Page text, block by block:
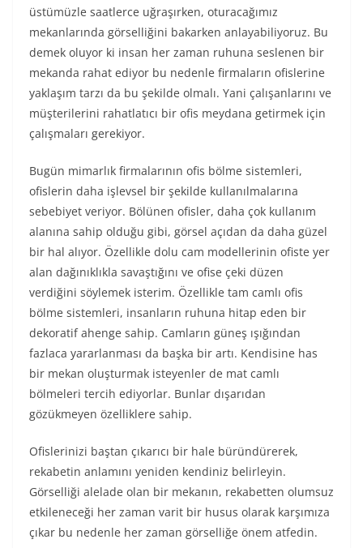
üstümüzle saatlerce uğraşırken, oturacağımız
mekanlarında görselliğini bakarken anlayabiliyoruz. Bu
demek oluyor ki insan her zaman ruhuna seslenen bir
mekanda rahat ediyor bu nedenle firmaların ofislerine
yaklaşım tarzı da bu şekilde olmalı. Yani çalışanlarını ve
müşterilerini rahatlatıcı bir ofis meydana getirmek için
çalışmaları gerekiyor.
Bugün mimarlık firmalarının ofis bölme sistemleri,
ofislerin daha işlevsel bir şekilde kullanılmalarına
sebebiyet veriyor. Bölünen ofisler, daha çok kullanım
alanına sahip olduğu gibi, görsel açıdan da daha güzel
bir hal alıyor. Özellikle dolu cam modellerinin ofiste yer
alan dağınıklıkla savaştığını ve ofise çeki düzen
verdiğini söylemek isterim. Özellikle tam camlı ofis
bölme sistemleri, insanların ruhuna hitap eden bir
dekoratif ahenge sahip. Camların güneş ışığından
fazlaca yararlanması da başka bir artı. Kendisine has
bir mekan oluşturmak isteyenler de mat camlı
bölmeleri tercih ediyorlar. Bunlar dışarıdan
gözükmeyen özelliklere sahip.
Ofislerinizi baştan çıkarıcı bir hale büründürerek,
rekabetin anlamını yeniden kendiniz belirleyin.
Görselliği alelade olan bir mekanın, rekabetten olumsuz
etkileneceği her zaman varit bir husus olarak karşımıza
çıkar bu nedenle her zaman görselliğe önem atfedin.